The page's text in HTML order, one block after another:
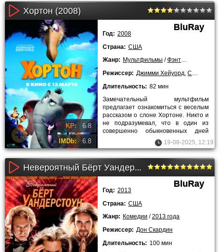
Хортон (2008)
KP: 6.8
IMDb: 6.8
BluRay
Год: 2008
Страна: США
Жанр: Мультфильмы /Фэнтези
Режиссер: Джимми Хейуорд, Стив Мартин
Длительность: 82 мин
Замечательный мультфильм
предлагает ознакомиться с веселым
рассказом о слоне Хортоне. Никто и
не подразумевал, что в один из
совершенно обыкновенных дней
этот необычный слоник совершенно
19-08-2025, 12:19
Невероятный Бёрт Уандерстоун (2013)
BluRay
Год: 2013
Страна: США
Жанр: Комедии /2013 года
Режиссер: Дон Скардин
Длительность: 100 мин